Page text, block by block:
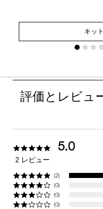
キッ
評価とレビュ
5.05.0
2 レビュー
(2)
(0)
(0)
(0)